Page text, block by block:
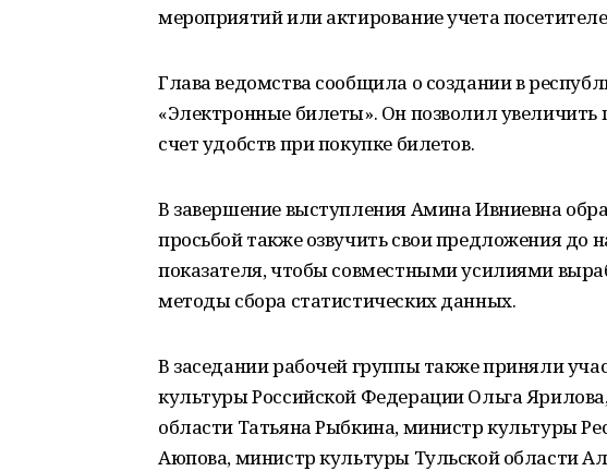
мероприятий или актирование учета
Глава ведомства сообщила о создании в
«Электронные билеты». Он позволил
счет удобств при покупке билетов.
В завершение выступления Амина Ивниевна
просьбой также озвучить свои предложения до
показателя, чтобы совместными усилиями
методы сбора статистических данных.
В заседании рабочей группы также приняли
культуры Российской Федерации Ольга
области Татьяна Рыбкина, министр культуры
Аюпова, министр культуры Тульской области